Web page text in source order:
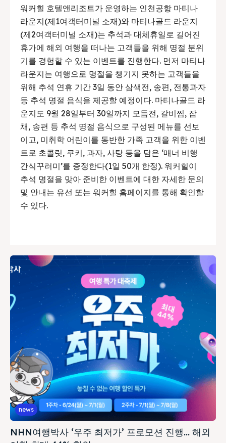
워커힐 호텔앤리조트가 운영하는 인천공항 마티나
라운지(제1여객터미널 소재)와 마티나골드 라운지
(제2여객터미널 소재)는 추석과 대체휴일로 길어진
휴가에 해외 여행을 떠나는 고객들을 위해 명절 분위
기를 경험할 수 있는 이벤트를 진행한다. 먼저 마티나
라운지는 여행으로 명절을 챙기지 못하는 고객들을
위해 추석 연휴 기간 3일 동안 삼색전, 송편, 전통과자
등 추석 명절 음식을 제공할 예정이다. 마티나골드 라
운지도 9월 28일부터 30일까지 모듬전, 갈비찜, 잡
채, 송편 등 추석 명절 음식으로 구성된 메뉴를 선보
이고, 미취학 어린이를 동반한 가족 고객을 위한 이벤
트로 초콜릿, 쿠키, 과자, 사탕 등을 담은 ‘매너 비행
간식꾸러미’를 증정한다(1일 50개 한정). 워커힐이
추석 명절을 맞아 준비한 이벤트에 대한 자세한 문의
및 안내는 유선 또는 워커힐 홈페이지를 통해 확인할
수 있다.
news
NHN여행박사 ‘우주 최저가’ 프로모션 진행… 해외